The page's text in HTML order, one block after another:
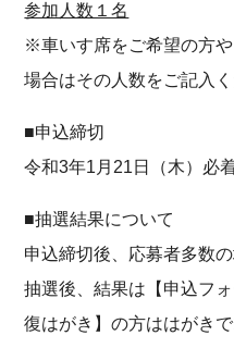
参加人数１名
※車いす席をご希望の方
場合はその人数をご記入く
■申込締切
令和3年1月21日（木）必
■抽選結果について
申込締切後、応募者多数
抽選後、結果は【申込フ
復はがき】の方ははがき